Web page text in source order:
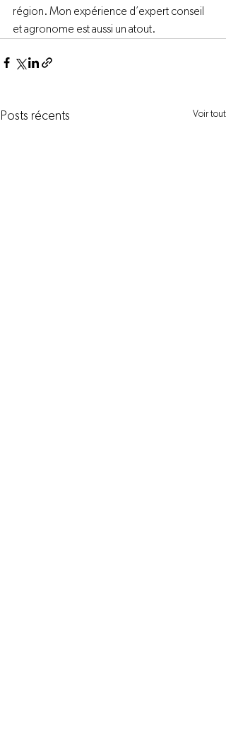
région. Mon expérience d’expert conseil
et agronome est aussi un atout.
Posts récents Voir tout